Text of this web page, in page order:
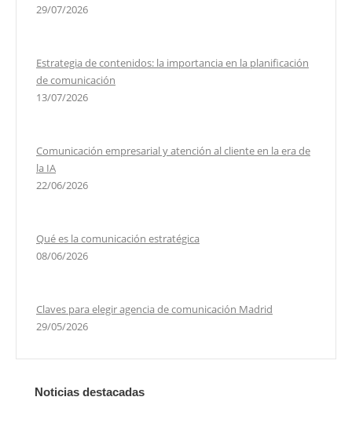
29/07/2026
Estrategia de contenidos: la importancia en la planificación
de comunicación
13/07/2026
Comunicación empresarial y atención al cliente en la era de
la IA
22/06/2026
Qué es la comunicación estratégica
08/06/2026
Claves para elegir agencia de comunicación Madrid
29/05/2026
Noticias destacadas